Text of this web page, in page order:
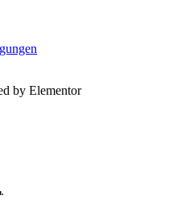
by Elementor